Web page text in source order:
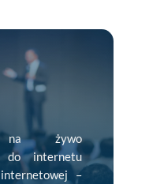
na żywo
do internetu
–